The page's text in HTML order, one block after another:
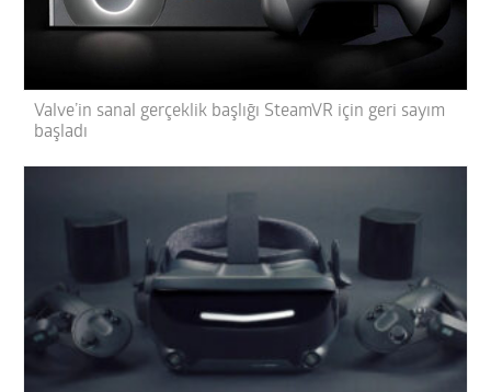
Valve’in sanal gerçeklik başlığı SteamVR için geri sayım
başladı